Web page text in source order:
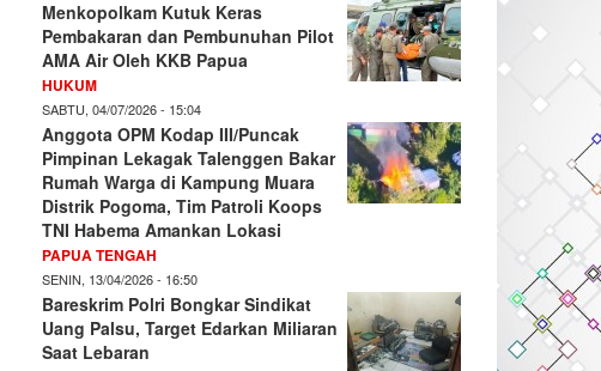
Menkopolkam Kutuk Keras
Pembakaran dan Pembunuhan Pilot
AMA Air Oleh KKB Papua
HUKUM
SABTU, 04/07/2026 - 15:04
Anggota OPM Kodap III/Puncak
Pimpinan Lekagak Talenggen Bakar
Rumah Warga di Kampung Muara
Distrik Pogoma, Tim Patroli Koops
TNI Habema Amankan Lokasi
PAPUA TENGAH
SENIN, 13/04/2026 - 16:50
Bareskrim Polri Bongkar Sindikat
Uang Palsu, Target Edarkan Miliaran
Saat Lebaran